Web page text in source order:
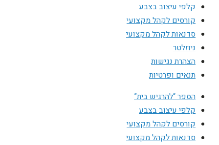
קלפי עיצוב בצבע
קורסים לקהל מקצועי
סדנאות לקהל מקצועי
ניוזלטר
הצהרת נגישות
תנאים ופרטיות
הספר “להרגיש בית”
קלפי עיצוב בצבע
קורסים לקהל מקצועי
סדנאות לקהל מקצועי